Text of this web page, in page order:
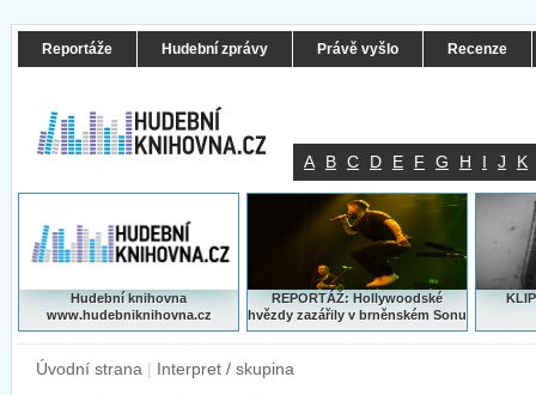
Reportáže Hudební zprávy Právě vyšlo Recenze
A B C D E F G H I J K
Hudební knihovna
www.hudebniknihovna.cz
REPORTÁŽ: Hollywoodské
hvězdy zazářily v brněnském Sonu
Úvodní strana | Interpret / skupina